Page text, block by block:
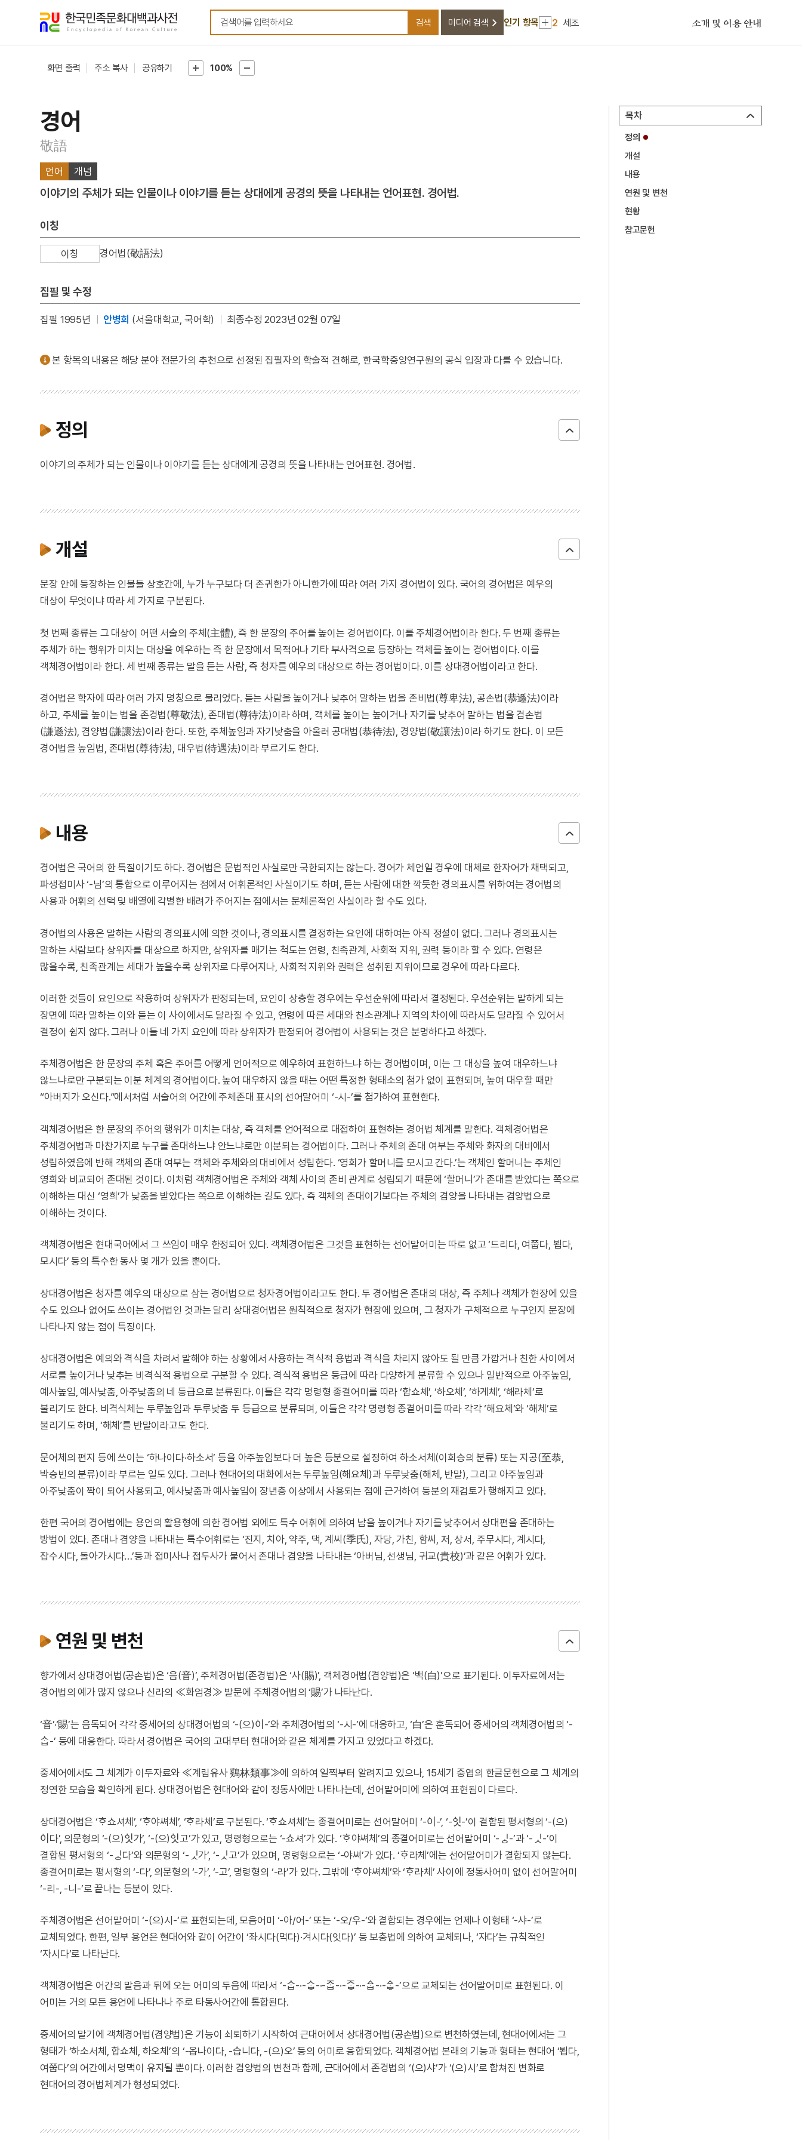
검색어를 입력하세요
검색 미디어 검색 인기 항목
2
세조
8
10 경국대전
소개 및 이용 안내
화면 출력 주소 복사 공유하기 100%
목차
정의
개설
내용
연원 및 변천
현황
참고문헌
경어
敬語
언어 개념
이야기의 주체가 되는 인물이나 이야기를 듣는 상대에게 공경의 뜻을 나타내는 언어표현. 경어법.
이칭
이칭 경어법(敬語法)
집필 및 수정
집필 1995년 안병희 (서울대학교, 국어학) 최종수정 2023년 02월 07일
본 항목의 내용은 해당 분야 전문가의 추천으로 선정된 집필자의 학술적 견해로, 한국학중앙연구원의 공식 입장과 다를 수 있습니다.
정의
이야기의 주체가 되는 인물이나 이야기를 듣는 상대에게 공경의 뜻을 나타내는 언어표현. 경어법.
개설
문장 안에 등장하는 인물들 상호간에, 누가 누구보다 더 존귀한가 아니한가에 따라 여러 가지 경어법이 있다. 국어의 경어법은 예우의
대상이 무엇이냐 따라 세 가지로 구분된다.
첫 번째 종류는 그 대상이 어떤 서술의 주체(主體), 즉 한 문장의 주어를 높이는 경어법이다. 이를 주체경어법이라 한다. 두 번째 종류는
주체가 하는 행위가 미치는 대상을 예우하는 즉 한 문장에서 목적어나 기타 부사격으로 등장하는 객체를 높이는 경어법이다. 이를
객체경어법이라 한다. 세 번째 종류는 말을 듣는 사람, 즉 청자를 예우의 대상으로 하는 경어법이다. 이를 상대경어법이라고 한다.
경어법은 학자에 따라 여러 가지 명칭으로 불리었다. 듣는 사람을 높이거나 낮추어 말하는 법을 존비법(尊卑法), 공손법(恭遜法)이라
하고, 주체를 높이는 법을 존경법(尊敬法), 존대법(尊待法)이라 하며, 객체를 높이는 높이거나 자기를 낮추어 말하는 법을 겸손법
(謙遜法), 겸양법(謙讓法)이라 한다. 또한, 주체높임과 자기낮춤을 아울러 공대법(恭待法), 경양법(敬讓法)이라 하기도 한다. 이 모든
경어법을 높임법, 존대법(尊待法), 대우법(待遇法)이라 부르기도 한다.
내용
경어법은 국어의 한 특질이기도 하다. 경어법은 문법적인 사실로만 국한되지는 않는다. 경어가 체언일 경우에 대체로 한자어가 채택되고,
파생접미사 ‘-님’의 통합으로 이루어지는 점에서 어휘론적인 사실이기도 하며, 듣는 사람에 대한 깍듯한 경의표시를 위하여는 경어법의
사용과 어휘의 선택 및 배열에 각별한 배려가 주어지는 점에서는 문체론적인 사실이라 할 수도 있다.
경어법의 사용은 말하는 사람의 경의표시에 의한 것이나, 경의표시를 결정하는 요인에 대하여는 아직 정설이 없다. 그러나 경의표시는
말하는 사람보다 상위자를 대상으로 하지만, 상위자를 매기는 척도는 연령, 친족관계, 사회적 지위, 권력 등이라 할 수 있다. 연령은
많을수록, 친족관계는 세대가 높을수록 상위자로 다루어지나, 사회적 지위와 권력은 성취된 지위이므로 경우에 따라 다르다.
이러한 것들이 요인으로 작용하여 상위자가 판정되는데, 요인이 상충할 경우에는 우선순위에 따라서 결정된다. 우선순위는 말하게 되는
장면에 따라 말하는 이와 듣는 이 사이에서도 달라질 수 있고, 연령에 따른 세대와 친소관계나 지역의 차이에 따라서도 달라질 수 있어서
결정이 쉽지 않다. 그러나 이들 네 가지 요인에 따라 상위자가 판정되어 경어법이 사용되는 것은 분명하다고 하겠다.
주체경어법은 한 문장의 주체 혹은 주어를 어떻게 언어적으로 예우하여 표현하느냐 하는 경어법이며, 이는 그 대상을 높여 대우하느냐
않느냐로만 구분되는 이분 체계의 경어법이다. 높여 대우하지 않을 때는 어떤 특정한 형태소의 첨가 없이 표현되며, 높여 대우할 때만
“아버지가 오신다.”에서처럼 서술어의 어간에 주체존대 표시의 선어말어미 ‘-시-’를 첨가하여 표현한다.
객체경어법은 한 문장의 주어의 행위가 미치는 대상, 즉 객체를 언어적으로 대접하여 표현하는 경어법 체계를 말한다. 객체경어법은
주체경어법과 마찬가지로 누구를 존대하느냐 안느냐로만 이분되는 경어법이다. 그러나 주체의 존대 여부는 주체와 화자의 대비에서
성립하였음에 반해 객체의 존대 여부는 객체와 주체와의 대비에서 성립한다. ‘영희가 할머니를 모시고 간다.’는 객체인 할머니는 주체인
영희와 비교되어 존대된 것이다. 이처럼 객체경어법은 주체와 객체 사이의 존비 관계로 성립되기 때문에 ‘할머니’가 존대를 받았다는 쪽으로
이해하는 대신 ‘영희’가 낮춤을 받았다는 쪽으로 이해하는 길도 있다. 즉 객체의 존대이기보다는 주체의 겸양을 나타내는 겸양법으로
이해하는 것이다.
객체경어법은 현대국어에서 그 쓰임이 매우 한정되어 있다. 객체경어법은 그것을 표현하는 선어말어미는 따로 없고 ‘드리다, 여쭙다, 뵙다,
모시다’ 등의 특수한 동사 몇 개가 있을 뿐이다.
상대경어법은 청자를 예우의 대상으로 삼는 경어법으로 청자경어법이라고도 한다. 두 경어법은 존대의 대상, 즉 주체나 객체가 현장에 있을
수도 있으나 없어도 쓰이는 경어법인 것과는 달리 상대경어법은 원칙적으로 청자가 현장에 있으며, 그 청자가 구체적으로 누구인지 문장에
나타나지 않는 점이 특징이다.
상대경어법은 예의와 격식을 차려서 말해야 하는 상황에서 사용하는 격식적 용법과 격식을 차리지 않아도 될 만큼 가깝거나 친한 사이에서
서로를 높이거나 낮추는 비격식적 용법으로 구분할 수 있다. 격식적 용법은 등급에 따라 다양하게 분류할 수 있으나 일반적으로 아주높임,
예사높임, 예사낮춤, 아주낮춤의 네 등급으로 분류된다. 이들은 각각 명령형 종결어미를 따라 ‘합쇼체’, ‘하오체’, ‘하게체’, ‘해라체’로
불리기도 한다. 비격식체는 두루높임과 두루낮춤 두 등급으로 분류되며, 이들은 각각 명령형 종결어미를 따라 각각 ‘해요체’와 ‘해체’로
불리기도 하며, ‘해체’를 반말이라고도 한다.
문어체의 편지 등에 쓰이는 ‘하나이다·하소서’ 등을 아주높임보다 더 높은 등분으로 설정하여 하소서체(이희승의 분류) 또는 지공(至恭,
박승빈의 분류)이라 부르는 일도 있다. 그러나 현대어의 대화에서는 두루높임(해요체)과 두루낮춤(해체, 반말), 그리고 아주높임과
아주낮춤이 짝이 되어 사용되고, 예사낮춤과 예사높임이 장년층 이상에서 사용되는 점에 근거하여 등분의 재검토가 행해지고 있다.
한편 국어의 경어법에는 용언의 활용형에 의한 경어법 외에도 특수 어휘에 의하여 남을 높이거나 자기를 낮추어서 상대편을 존대하는
방법이 있다. 존대나 겸양을 나타내는 특수어휘로는 ‘진지, 치아, 약주, 댁, 계씨(季氏), 자당, 가친, 함씨, 저, 상서, 주무시다, 계시다,
잡수시다, 돌아가시다…’등과 접미사나 접두사가 붙어서 존대나 겸양을 나타내는 ‘아버님, 선생님, 귀교(貴校)’과 같은 어휘가 있다.
연원 및 변천
향가에서 상대경어법(공손법)은 ‘음(音)’, 주체경어법(존경법)은 ‘사(賜)’, 객체경어법(겸양법)은 ‘백(白)’으로 표기된다. 이두자료에서는
경어법의 예가 많지 않으나 신라의 ≪화엄경≫ 발문에 주체경어법의 ‘賜’가 나타난다.
‘音’·‘賜’는 음독되어 각각 중세어의 상대경어법의 ‘-(으)ᅌᅵ-’와 주체경어법의 ‘-시-’에 대응하고, ‘白’은 훈독되어 중세어의 객체경어법의 ‘-
ᄉᆞᆸ-’ 등에 대응한다. 따라서 경어법은 국어의 고대부터 현대어와 같은 체계를 가지고 있었다고 하겠다.
중세어에서도 그 체계가 이두자료와 ≪계림유사 鷄林類事≫에 의하여 일찍부터 알려지고 있으나, 15세기 중엽의 한글문헌으로 그 체계의
정연한 모습을 확인하게 된다. 상대경어법은 현대어와 같이 정동사에만 나타나는데, 선어말어미에 의하여 표현됨이 다르다.
상대경어법은 ‘ᄒᆞ쇼셔체’, ‘ᄒᆞ야쎠체’, ‘ᄒᆞ라체’로 구분된다. ‘ᄒᆞ쇼셔체’는 종결어미로는 선어말어미 ‘-ᅌᅵ-’, ‘-ᅌᅵᆺ-’이 결합된 평서형의 ‘-(으)
ᅌᅵ다’, 의문형의 ‘-(으)ᅌᅵᆺ가’, ‘-(으)ᅌᅵᆺ고’가 있고, 명령형으로는 ‘-쇼셔’가 있다. ‘ᄒᆞ야쎠체’의 종결어미로는 선어말어미 ‘-ᅟᅵᇰ-’과 ‘-ᅟᅵᆺ-’이
결합된 평서형의 ‘-ᅟᅵᇰ다’와 의문형의 ‘-ᅟᅵᆺ가’, ‘-ᅟᅵᆺ고’가 있으며, 명령형으로는 ‘-야쎠’가 있다. ‘ᄒᆞ라체’에는 선어말어미가 결합되지 않는다.
종결어미로는 평서형의 ‘-다’, 의문형의 ‘-가’, ‘-고’, 명령형의 ‘-라’가 있다. 그밖에 ‘ᄒᆞ야쎠체’와 ‘ᄒᆞ라체’ 사이에 정동사어미 없이 선어말어미
‘-리-, -니-’로 끝나는 등분이 있다.
주체경어법은 선어말어미 ‘-(으)시-’로 표현되는데, 모음어미 ‘-아/어-’ 또는 ‘-오/우-’와 결합되는 경우에는 언제나 이형태 ‘-샤-’로
교체되었다. 한편, 일부 용언은 현대어와 같이 어간이 ‘좌시다(먹다)·겨시다(잇다)’ 등 보충법에 의하여 교체되나, ‘자다’는 규칙적인
‘자시다’로 나타난다.
객체경어법은 어간의 말음과 뒤에 오는 어미의 두음에 따라서 ‘-ᄉᆞᆸ-·-ᄉᆞᇦ-·-ᄌᆞᆸ-·-ᄌᆞᇦ-·-ᅀᆞᆸ-·-ᅀᆞᇦ-’으로 교체되는 선어말어미로 표현된다. 이
어미는 거의 모든 용언에 나타나나 주로 타동사어간에 통합된다.
중세어의 말기에 객체경어법(겸양법)은 기능이 쇠퇴하기 시작하여 근대어에서 상대경어법(공손법)으로 변천하였는데, 현대어에서는 그
형태가 ‘하소서체, 합쇼체, 하오체’의 ‘-옵나이다, -습니다, -(으)오’ 등의 어미로 융합되었다. 객체경어법 본래의 기능과 형태는 현대어 ‘뵙다,
여쭙다’의 어간에서 명맥이 유지될 뿐이다. 이러한 겸양법의 변천과 함께, 근대어에서 존경법의 ‘(으)샤’가 ‘(으)시’로 합쳐진 변화로
현대어의 경어법체계가 형성되었다.